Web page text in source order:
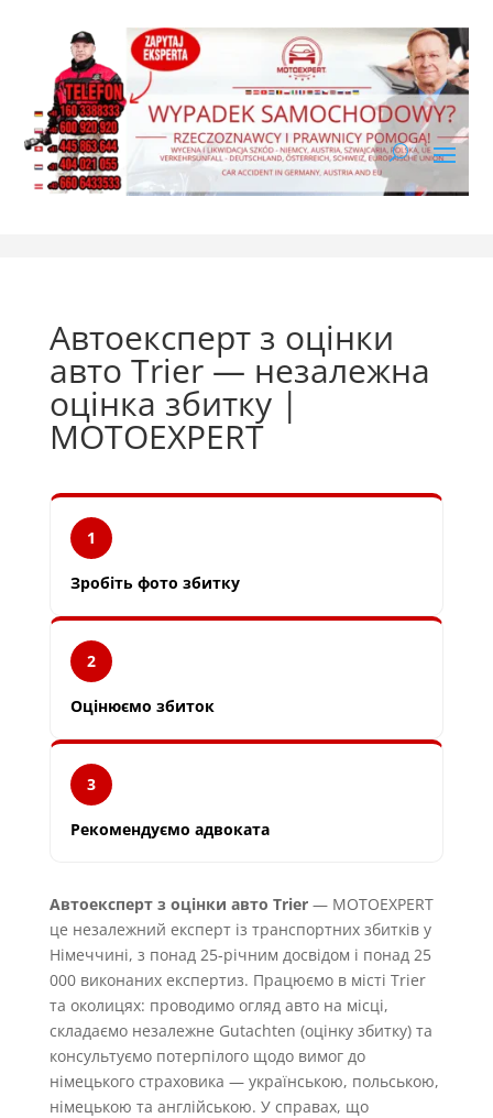
Автоексперт з оцінки
авто Trier — незалежна
оцінка збитку |
MOTOEXPERT
1
Зробіть фото збитку
2
Оцінюємо збиток
3
Рекомендуємо адвоката
Автоексперт з оцінки авто Trier— MOTOEXPERT
це незалежний експерт із транспортних збитків у
Німеччині, з понад 25-річним досвідом і понад 25
000 виконаних експертиз. Працюємо в місті Trier
та околицях: проводимо огляд авто на місці,
складаємо незалежне Gutachten (оцінку збитку) та
консультуємо потерпілого щодо вимог до
німецького страховика — українською, польською,
німецькою та англійською. У справах, що